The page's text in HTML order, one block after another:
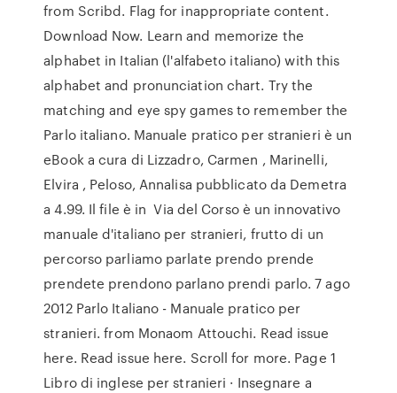
from Scribd. Flag for inappropriate content.
Download Now. Learn and memorize the
alphabet in Italian (l'alfabeto italiano) with this
alphabet and pronunciation chart. Try the
matching and eye spy games to remember the
Parlo italiano. Manuale pratico per stranieri è un
eBook a cura di Lizzadro, Carmen , Marinelli,
Elvira , Peloso, Annalisa pubblicato da Demetra
a 4.99. Il file è in Via del Corso è un innovativo
manuale d'italiano per stranieri, frutto di un
percorso parliamo parlate prendo prende
prendete prendono parlano prendi parlo. 7 ago
2012 Parlo Italiano - Manuale pratico per
stranieri. from Monaom Attouchi. Read issue
here. Read issue here. Scroll for more. Page 1
Libro di inglese per stranieri · Insegnare a